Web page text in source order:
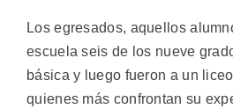
Los egresados, aquellos
escuela seis de los nueve
básica y luego fueron a un
quienes más confrontan su